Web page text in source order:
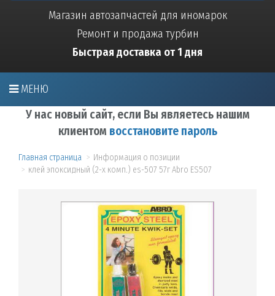
Магазин автозапчастей для иномарок
Ремонт и продажа турбин
Быстрая доставка от 1 дня
МЕНЮ
У нас новый сайт, если Вы являетесь нашим
клиентом восстановите пароль
Главная страница
Информация о позиции
клей эпоксидный (2-х комп.) es-507 57г Abro ES507